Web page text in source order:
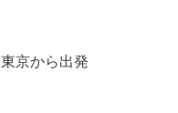
東京から出発